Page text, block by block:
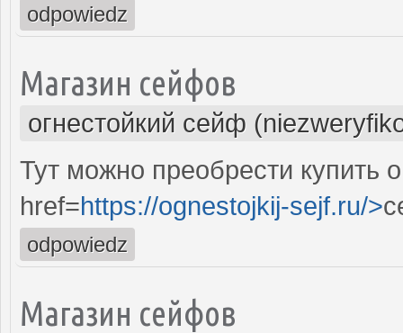
odpowiedz
Магазин сейфов
огнестойкий сейф
Тут можно преобрести купить
href=https://ognestojkij-sejf.ru/>
odpowiedz
Магазин сейфов